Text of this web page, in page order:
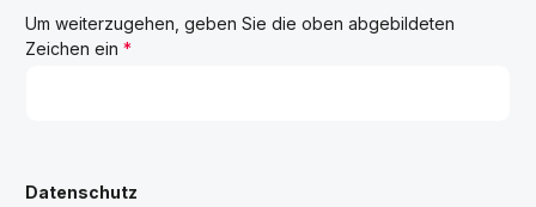
Um weiterzugehen, geben Sie die oben abgebildeten
Zeichen ein *
Datenschutz